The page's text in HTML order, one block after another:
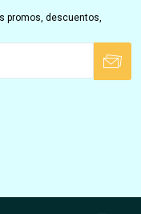
promos, descuentos,